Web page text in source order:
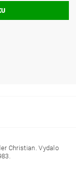
Christian. Vydalo